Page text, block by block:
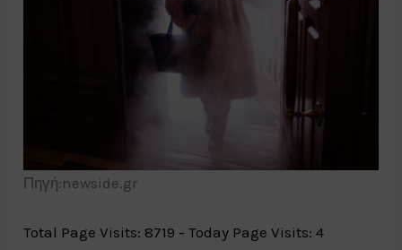
Πηγή:newside.gr
Total Page Visits: 8719 - Today Page Visits: 4